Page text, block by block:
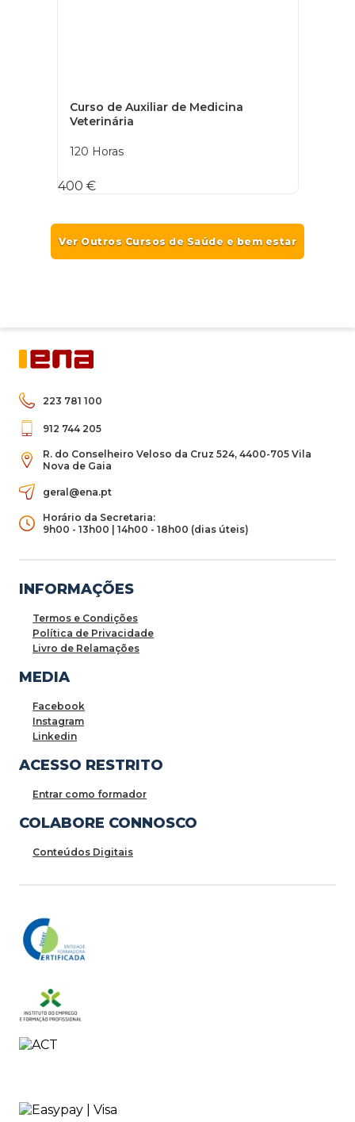
Curso de Auxiliar de Medicina
Veterinária
120 Horas
400 €
Ver Outros Cursos de Saúde e bem estar
223 781 100
912 744 205
R. do Conselheiro Veloso da Cruz 524, 4400-705 Vila
Nova de Gaia
geral@ena.pt
Horário da Secretaria:
9h00 - 13h00 | 14h00 - 18h00 (dias úteis)
INFORMAÇÕES
Termos e Condições
Política de Privacidade
Livro de Relamações
MEDIA
Facebook
Instagram
Linkedin
ACESSO RESTRITO
Entrar como formador
COLABORE CONNOSCO
Conteúdos Digitais